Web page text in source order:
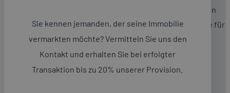
Sie kennen jemanden, der seine Immobilie
vermarkten möchte? Vermitteln Sie uns den
Kontakt und erhalten Sie bei erfolgter
Transaktion bis zu 20% unserer Provision.
Geschäftsbereichen vereinen wir fundierte Expertise in
Wohn- und Gewerbeimmobilien für Privatpersonen sowie für
Geschäftskunden unter einem Dach – in Wien, ganz
Österreich und über die Grenzen hinaus.